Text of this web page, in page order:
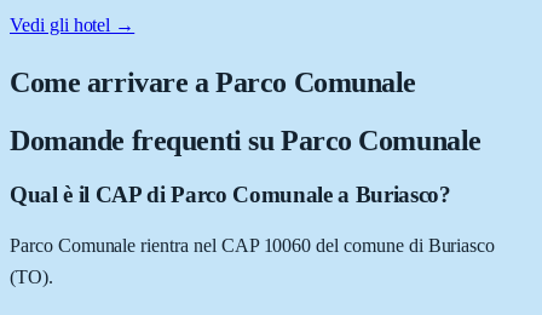
Vedi gli hotel →
Come arrivare aParco Comunale
Domande frequenti su Parco Comunale
Qual è il CAP di Parco Comunale a Buriasco?
Parco Comunale rientra nel CAP 10060 del comune di Buriasco
(TO).